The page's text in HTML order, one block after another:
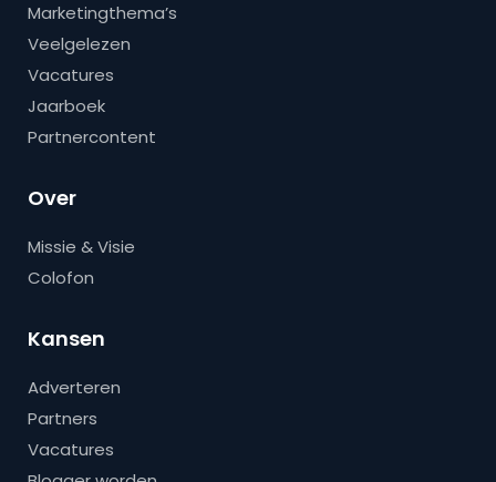
Marketingthema’s
Veelgelezen
Vacatures
Jaarboek
Partnercontent
Over
Missie & Visie
Colofon
Kansen
Adverteren
Partners
Vacatures